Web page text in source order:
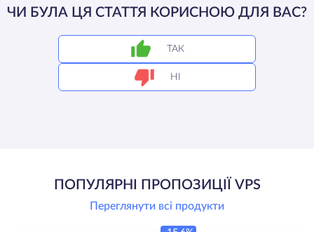
ЧИ БУЛА ЦЯ СТАТТЯ КОРИСНОЮ ДЛЯ ВАС?
ТАК
НІ
ПОПУЛЯРНІ ПРОПОЗИЦІЇ VPS
Переглянути всі продукти